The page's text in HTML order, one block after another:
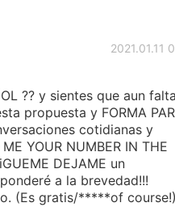
2021.01.11
?? y sientes que aun falta
propuesta y FORMA
cotidianas y
YOUR NUMBER IN THE
DEJAME un
a la brevedad!!!
(Es gratis/*****of course!)